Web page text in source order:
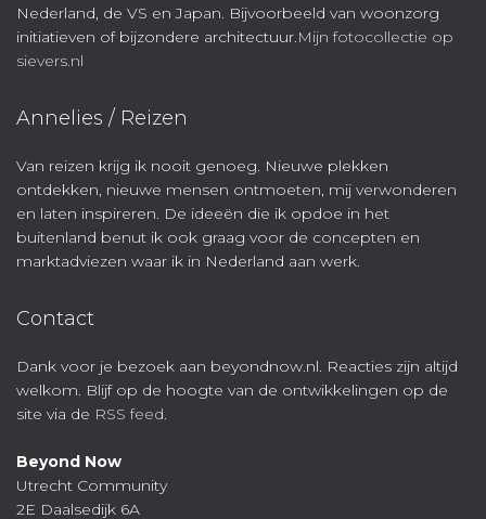
Nederland, de VS en Japan. Bijvoorbeeld van woonzorg
initiatieven of bijzondere architectuur.Mijn fotocollectie op
sievers.nl
Annelies / Reizen
Van reizen krijg ik nooit genoeg. Nieuwe plekken
ontdekken, nieuwe mensen ontmoeten, mij verwonderen
en laten inspireren. De ideeën die ik opdoe in het
buitenland benut ik ook graag voor de concepten en
marktadviezen waar ik in Nederland aan werk.
Contact
Dank voor je bezoek aan beyondnow.nl. Reacties zijn altijd
welkom. Blijf op de hoogte van de ontwikkelingen op de
site via de RSS feed.
Beyond Now
Utrecht Community
2E Daalsedijk 6A